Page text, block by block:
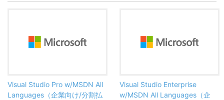
Visual Studio Pro w/MSDN All
Languages（企業向け/分割払
Visual Studio Enterprise
w/MSDN All Languages（企